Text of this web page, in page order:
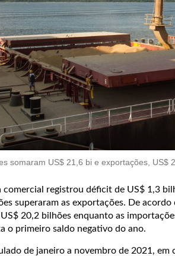
somaram US$ 21,6 bi e exportações, US$
comercial registrou déficit de US$ 1,3
superaram as exportações. De
20,2 bilhões enquanto as
o primeiro saldo negativo do ano.
de janeiro a novembro de 2021, em